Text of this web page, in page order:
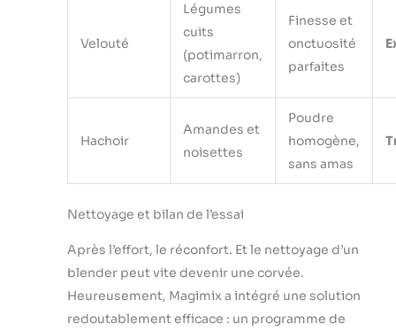
Velouté
Légumes
cuits
(potimarron,
carottes)
Finesse et
onctuosité
parfaites
Hachoir
Amandes et
noisettes
Poudre
homogène,
sans amas
Nettoyage et bilan de l’essai
Après l’effort, le réconfort. Et le nettoyage d’un
blender peut vite devenir une corvée.
Heureusement, Magimix a intégré une solution
redoutablement efficace : un programme de